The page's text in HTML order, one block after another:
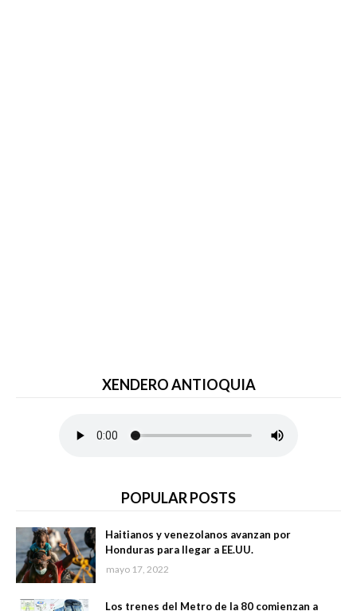
XENDERO ANTIOQUIA
POPULAR POSTS
Haitianos y venezolanos avanzan por
Honduras para llegar a EE.UU.
mayo 17, 2022
Los trenes del Metro de la 80 comienzan a